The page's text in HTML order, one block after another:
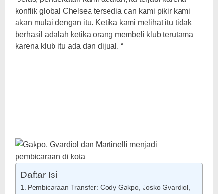
konflik global Chelsea tersedia dan kami pikir kami
akan mulai dengan itu. Ketika kami melihat itu tidak
berhasil adalah ketika orang membeli klub terutama
karena klub itu ada dan dijual. “
Daftar Isi
Pembicaraan Transfer: Cody Gakpo, Josko Gvardiol,